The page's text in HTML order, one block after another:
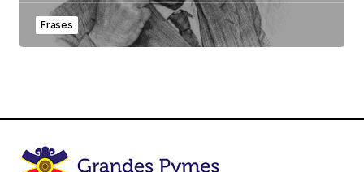
Frases